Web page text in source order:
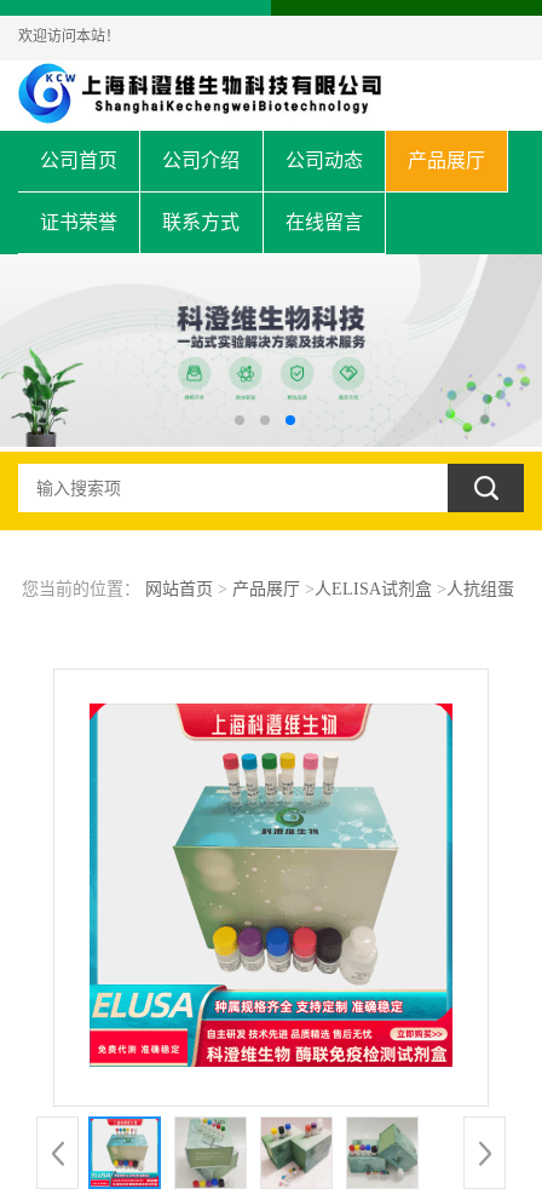
欢迎访问本站！
公司首页 公司介绍 公司动态 产品展厅
证书荣誉 联系方式 在线留言
您当前的位置： 网站首页 > 产品展厅> 人ELISA试剂盒> 人抗组蛋